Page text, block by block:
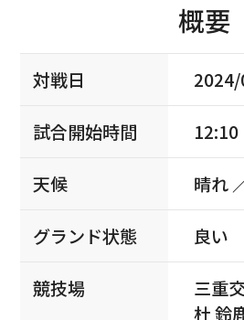
概要
対戦日
試合開始時間 12:10
天候 晴れ
グランド状態 良い
競技場
三重
杜 鈴